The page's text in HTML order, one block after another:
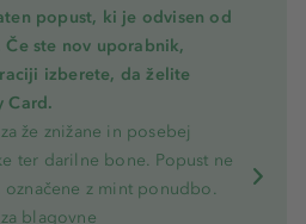
popust, ki je odvisen od
Če ste nov uporabnik,
izberete, da želite
Card.
že znižane in posebej
ter darilne bone. Popust ne
označene z mint ponudbo.
blagovne